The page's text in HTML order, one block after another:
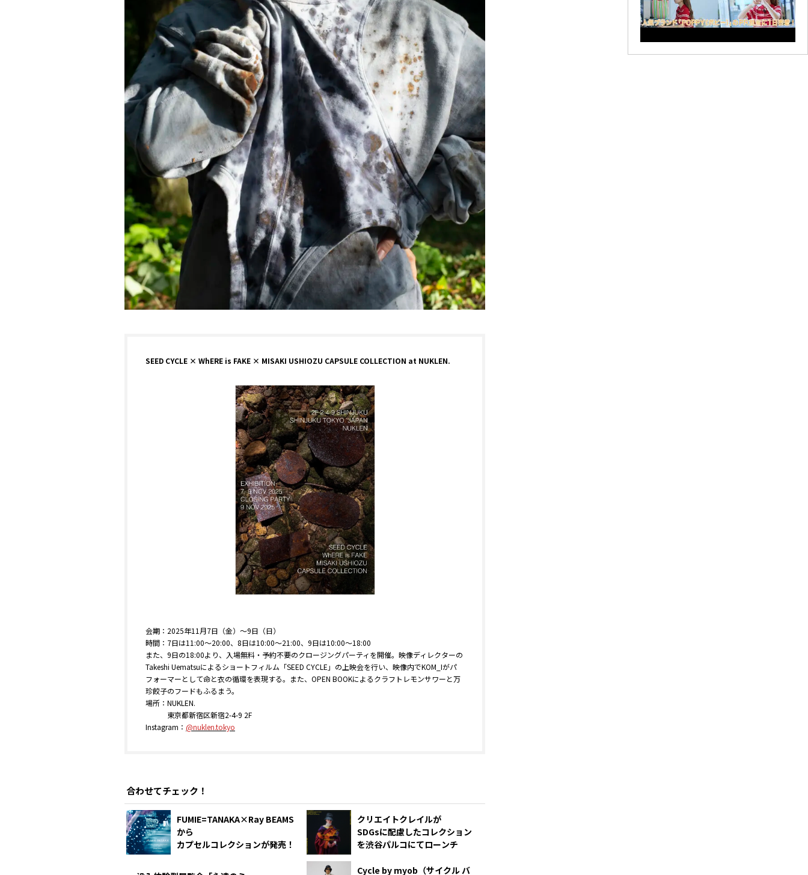
SEED CYCLE × WhERE is FAKE × MISAKI USHIOZU CAPSULE COLLECTION at NUKLEN.
会期：2025年11月7日（金）〜9日（日）
時間：7日は11:00〜20:00、8日は10:00〜21:00、9日は10:00〜18:00
また、9日の18:00より、入場無料・予約不要のクロージングパーティを開催。映像ディレクターの
Takeshi Uematsuによるショートフィルム「SEED CYCLE」の上映会を行い、映像内でKOM_Iがパ
フォーマーとして命と衣の循環を表現する。また、OPEN BOOKによるクラフトレモンサワーと万
珍餃子のフードもふるまう。
場所：NUKLEN.
東京都新宿区新宿2-4-9 2F
Instagram： @nuklen.tokyo
合わせてチェック！
FUMIE=TANAKA×Ray BEAMS
から
カプセルコレクションが発売！
クリエイトクレイルが
SDGsに配慮したコレクション
を渋谷パルコにてローンチ
Cycle by myob（サイクル バ